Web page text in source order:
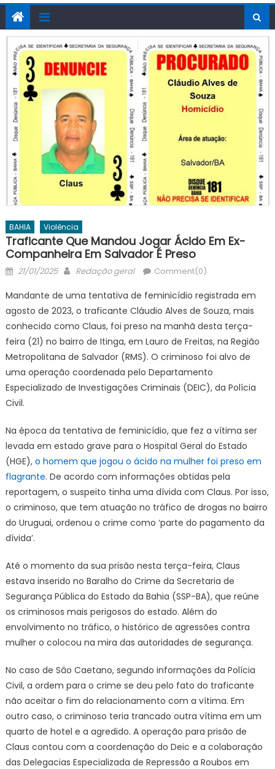
BAHIA Violência
Traficante Que Mandou Jogar Ácido Em Ex-
Companheira Em Salvador É Preso
Posted
21/01/2025 Author
Redação geral Comment(0)
Mandante de uma tentativa de feminicídio registrada em
agosto de 2023, o traficante Cláudio Alves de Souza, mais
conhecido como Claus, foi preso na manhã desta terça-
feira (21) no bairro de Itinga, em Lauro de Freitas, na Região
Metropolitana de Salvador (RMS). O criminoso foi alvo de
uma operação coordenada pelo Departamento
Especializado de Investigações Criminais (DEIC), da Polícia
Civil.
Na época da tentativa de feminicídio, que fez a vítima ser
levada em estado grave para o Hospital Geral do Estado
(HGE), o homem que jogou o ácido na mulher foi preso em
flagrante. De acordo com informações obtidas pela
reportagem, o suspeito tinha uma dívida com Claus. Por isso,
o criminoso, que tem atuação no tráfico de drogas no bairro
do Uruguai, ordenou o crime como ‘parte do pagamento da
dívida’.
Até o momento da sua prisão nesta terça-feira, Claus
estava inserido no Baralho do Crime da Secretaria de
Segurança Pública do Estado da Bahia (SSP-BA), que reúne
os criminosos mais perigosos do estado. Além do
envolvimento no tráfico, o histórico de agressões contra
mulher o colocou na mira das autoridades de segurança.
No caso de Sâo Caetano, segundo informações da Polícia
Civil, a ordem para o crime se deu pelo fato do traficante
não aceitar o fim do relacionamento com a vítima. Em
outro caso, o criminoso teria trancado outra vítima em um
quarto de hotel e a agredido. A operação para prisão de
Claus contou com a coordenação do Deic e a colaboração
das Delegacias Especializada de Repressão a Roubos em